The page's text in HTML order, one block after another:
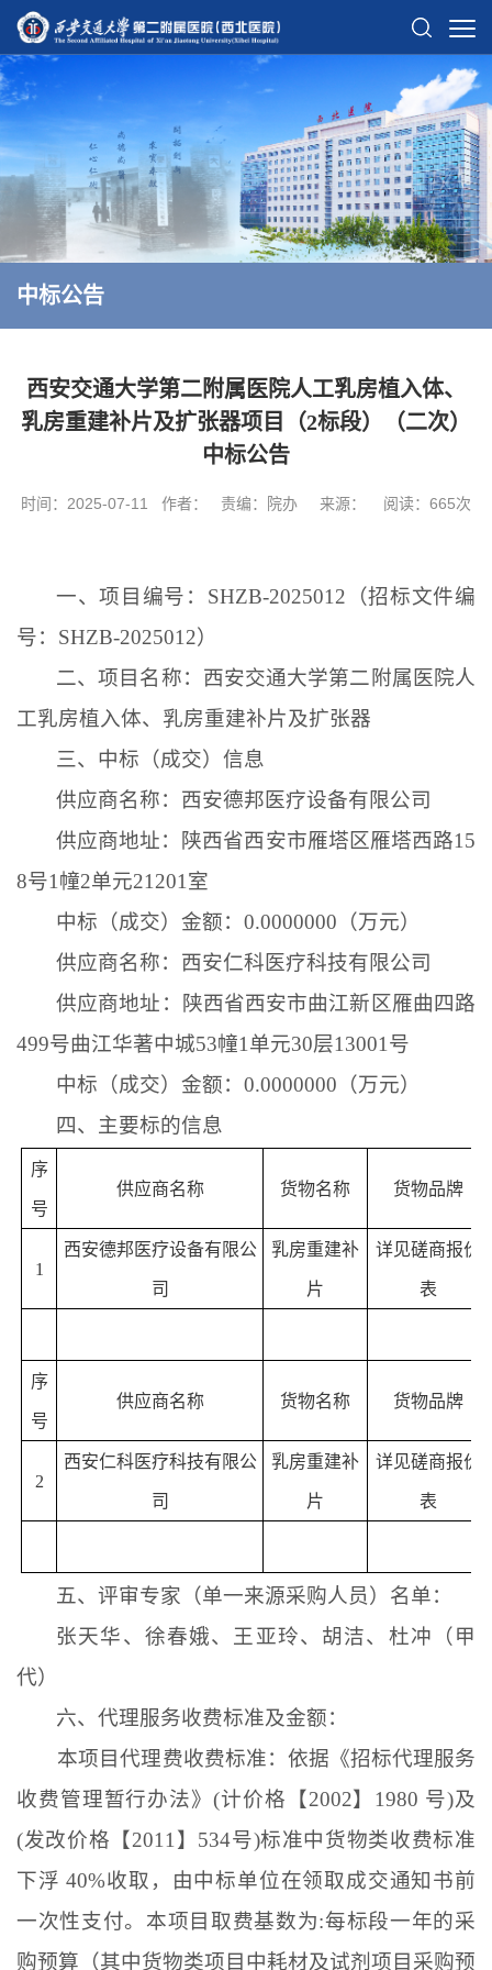
中标公告
西安交通大学第二附属医院人工乳房植入体、
乳房重建补片及扩张器项目（2标段）（二次）
中标公告
时间：2025-07-11 作者： 责编：院办 来源： 阅读： 665次
一、项目编号： SHZB-2025012（招标文件编
号：SHZB-2025012）
二、项目名称：西安交通大学第二附属医院人
工乳房植入体、乳房重建补片及扩张器
三、中标（成交）信息
供应商名称：西安德邦医疗设备有限公司
供应商地址：陕西省西安市雁塔区雁塔西路15
8号1幢2单元21201室
中标（成交）金额： 0.0000000（万元）
供应商名称：西安仁科医疗科技有限公司
供应商地址：陕西省西安市曲江新区雁曲四路
499号曲江华著中城53幢1单元30层13001号
中标（成交）金额： 0.0000000（万元）
四、主要标的信息
序
号
供应商名称 货物名称 货物品牌
1
西安德邦医疗设备有限公
司
乳房重建补
片
详见磋商报价
表
序
号
供应商名称 货物名称 货物品牌
2
西安仁科医疗科技有限公
司
乳房重建补
片
详见磋商报价
表
五、评审专家（单一来源采购人员）名单：
张天华、徐春娥、王亚玲、胡洁、杜冲（甲
代）
六、代理服务收费标准及金额：
本项目代理费收费标准：依据《招标代理服务
收费管理暂行办法》(计价格【2002】 1980 号)及
(发改价格【2011 】 534号)标准中货物类收费标准
下浮40%收取，由中标单位在领取成交通知书前
一次性支付。本项目取费基数为:每标段一年的采
购预算（其中货物类项目中耗材及试剂项目采购预